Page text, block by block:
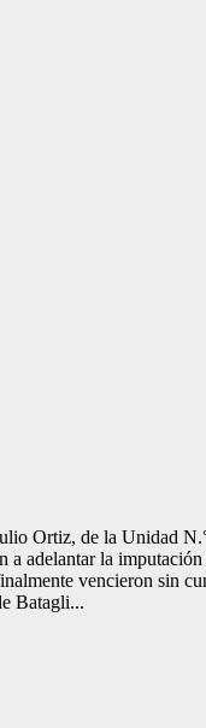
Ortiz, de la Unidad
adelantar la
vencieron sin
Batagli...